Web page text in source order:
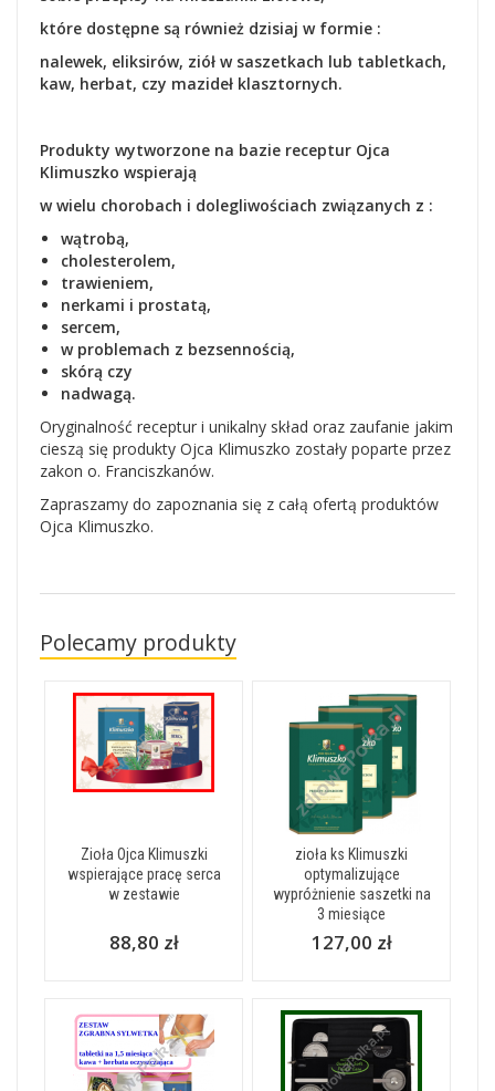
które dostępne są również dzisiaj w formie :
nalewek, eliksirów, ziół w saszetkach lub tabletkach,
kaw, herbat, czy mazideł klasztornych.
Produkty wytworzone na bazie receptur Ojca
Klimuszko wspierają
w wielu chorobach i dolegliwościach związanych z :
wątrobą,
cholesterolem,
trawieniem,
nerkami i prostatą,
sercem,
w problemach z bezsennością,
skórą czy
nadwagą.
Oryginalność receptur i unikalny skład oraz zaufanie jakim
cieszą się produkty Ojca Klimuszko zostały poparte przez
zakon o. Franciszkanów.
Zapraszamy do zapoznania się z całą ofertą produktów
Ojca Klimuszko.
Polecamy produkty
Zioła Ojca Klimuszki
wspierające pracę serca
w zestawie
88,80 zł
zioła ks Klimuszki
optymalizujące
wypróżnienie saszetki na
3 miesiące
127,00 zł